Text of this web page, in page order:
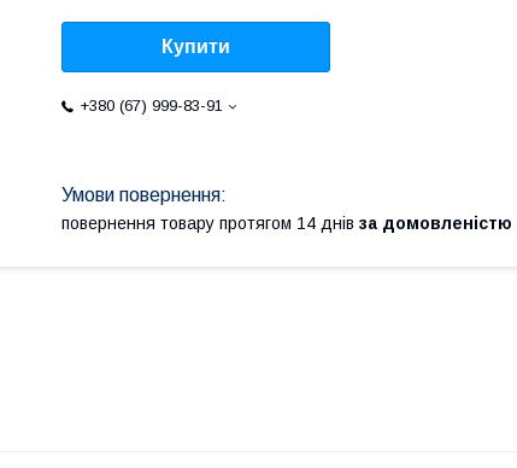
Купити
+380 (67) 999-83-91
повернення товару протягом 14 днів за домовленістю